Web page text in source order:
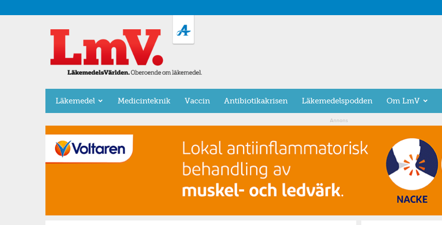
LäkemedelsVärlden
Läkemedel Medicinteknik Vaccin Antibiotikakrisen Läkemedelspodden Om LmV
Annons